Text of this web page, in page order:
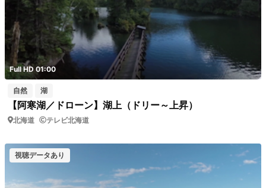
Full HD 01:00
自然 湖
【阿寒湖／ドローン】湖上（ドリー～上昇）
北海道 テレビ北海道
視聴データあり